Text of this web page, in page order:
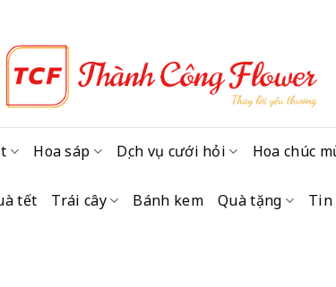
Hoa sáp Dịch vụ cưới hỏi Hoa chúc
tết Trái cây Bánh kem Quà tặng Tin